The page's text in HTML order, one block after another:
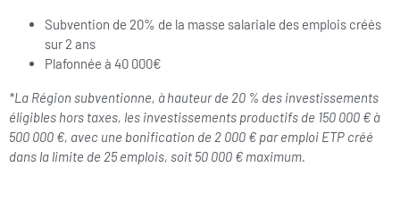
Subvention de 20% de la masse salariale des emplois créés
sur 2 ans
Plafonnée à 40 000€
*La Région subventionne, à hauteur de 20 % des investissements
éligibles hors taxes, les investissements productifs de 150 000 € à
500 000 €, avec une bonification de 2 000 € par emploi ETP créé
dans la limite de 25 emplois, soit 50 000 € maximum.